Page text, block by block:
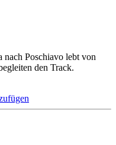
Poschiavo lebt von
den Track.